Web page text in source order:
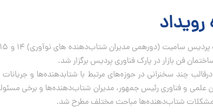
رویداد
فن بازار در پارک فناوری پردیس برگزار شد.
درقالب چند سخنرانی‌ در حوزه‌های مرتبط با شتابدهنده‌ها و
علمی و فناوری رئیس جمهور، مدیران شتاب‌دهنده‌ها و برخی
شتاب‌دهنده‌ها مباحث مختلف مطرح شد.